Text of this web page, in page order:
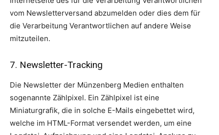
vom Newsletterversand abzumelden oder dies dem für
die Verarbeitung Verantwortlichen auf andere Weise
mitzuteilen.
7. Newsletter-Tracking
Die Newsletter der Münzenberg Medien enthalten
sogenannte Zählpixel. Ein Zählpixel ist eine
Miniaturgrafik, die in solche E-Mails eingebettet wird,
welche im HTML-Format versendet werden, um eine